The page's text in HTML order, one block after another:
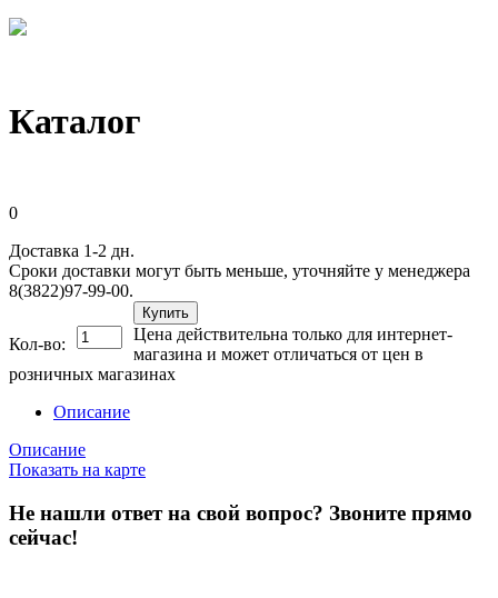
Каталог
0
Доставка 1-2 дн.
Сроки доставки могут быть меньше, уточняйте у менеджера
8(3822)97-99-00.
Кол-во:
Купить
Цена действительна только для интернет-
магазина и может отличаться от цен в
розничных магазинах
Описание
Описание
Показать на карте
Не нашли ответ на свой вопрос? Звоните прямо
сейчас!